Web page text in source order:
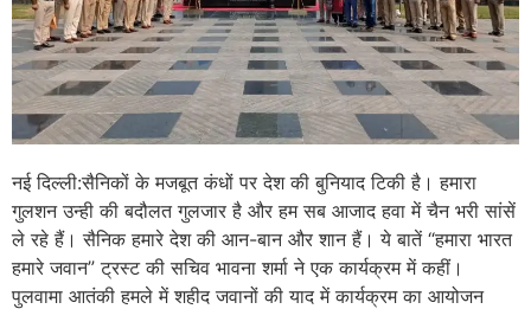
नई दिल्ली:सैनिकों के मजबूत कंधों पर देश की बुनियाद टिकी है। हमारा
गुलशन उन्ही की बदौलत गुलजार है और हम सब आजाद हवा में चैन भरी सांसें
ले रहे हैं। सैनिक हमारे देश की आन-बान और शान हैं। ये बातें “हमारा भारत
हमारे जवान” ट्रस्ट की सचिव भावना शर्मा ने एक कार्यक्रम में कहीं।
पुलवामा आतंकी हमले में शहीद जवानों की याद में कार्यक्रम का आयोजन